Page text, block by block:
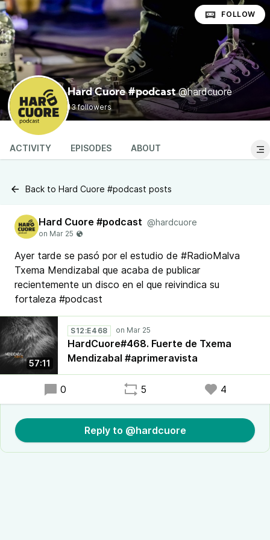
Hard Cuore #podcast @hardcuore
13 followers
FOLLOW
ACTIVITY EPISODES ABOUT
Back to Hard Cuore #podcast posts
Hard Cuore #podcast @hardcuore
Ayer tarde se pasó por el estudio de #RadioMalva
Txema Mendizabal que acaba de publicar
recientemente un disco en el que reivindica su
fortaleza #podcast
57:11
S12:E468
HardCuore#468. Fuerte de Txema
Mendizabal #aprimeravista
0 5 4
Reply to @hardcuore